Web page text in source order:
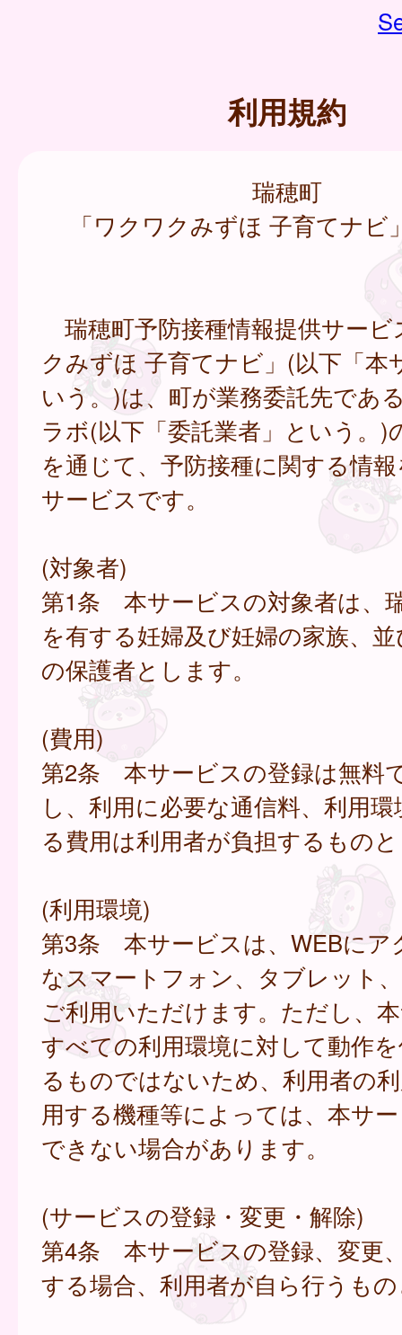
利用規約
瑞穂町
「ワクワクみずほ 子育てナビ
瑞穂町予防接種情報提供サービ
クみずほ 子育てナビ」(以下「本
いう。)は、町が業務委託先であ
ラボ(以下「委託業者」という。)
を通じて、予防接種に関する情
サービスです。
(対象者)
第1条 本サービスの対象者は、
を有する妊婦及び妊婦の家族、
の保護者とします。
(費用)
第2条 本サービスの登録は無料
し、利用に必要な通信料、利用
る費用は利用者が負担するもの
(利用環境)
第3条 本サービスは、WEBにア
なスマートフォン、タブレット
ご利用いただけます。ただし、
すべての利用環境に対して動作
るものではないため、利用者の
用する機種等によっては、本サ
できない場合があります。
(サービスの登録・変更・解除)
第4条 本サービスの登録、変更
する場合、利用者が自ら行うも